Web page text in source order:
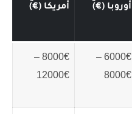
أوروبا (€)
أمريكا (€)
6000€ –
8000€
8000€ –
12000€